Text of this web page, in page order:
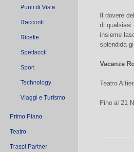
Punti di Vista
Racconti
Ricette
Spettacoli
Sport
Technology
Viaggi e Turismo
Primo Piano
Teatro
Traspi Partner
Il dovere
di qualsiasi
insieme
splendida
Vacanze
Teatro
Fino al 21